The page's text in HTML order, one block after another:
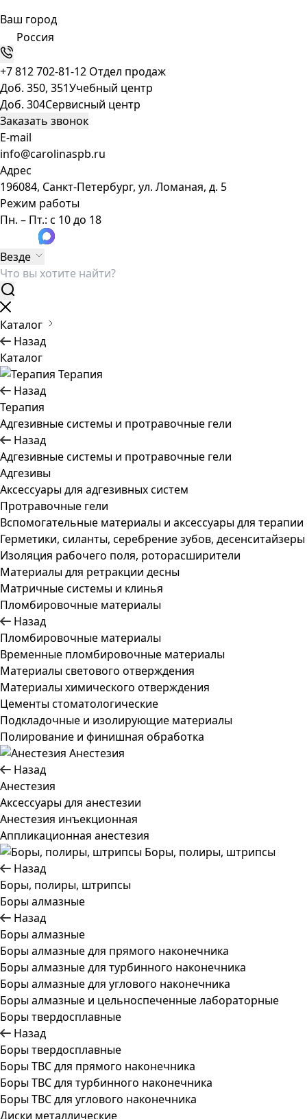
Ваш город
Россия
+7 812 702-81-12 Отдел продаж
Доб. 350, 351Учебный центр
Доб. 304Сервисный центр
Заказать звонок
E-mail
info@carolinaspb.ru
Адрес
196084, Санкт-Петербург, ул. Ломаная, д. 5
Режим работы
Пн. – Пт.: с 10 до 18
Везде
Каталог
Назад
Каталог
Терапия
Назад
Терапия
Адгезивные системы и протравочные гели
Назад
Адгезивные системы и протравочные гели
Адгезивы
Аксессуары для адгезивных систем
Протравочные гели
Вспомогательные материалы и аксессуары для терапии
Герметики, силанты, серебрение зубов, десенситайзеры
Изоляция рабочего поля, роторасширители
Материалы для ретракции десны
Матричные системы и клинья
Пломбировочные материалы
Назад
Пломбировочные материалы
Временные пломбировочные материалы
Материалы светового отверждения
Материалы химического отверждения
Цементы стоматологические
Подкладочные и изолирующие материалы
Полирование и финишная обработка
Анестезия
Назад
Анестезия
Аксессуары для анестезии
Анестезия инъекционная
Аппликационная анестезия
Боры, полиры, штрипсы
Назад
Боры, полиры, штрипсы
Боры алмазные
Назад
Боры алмазные
Боры алмазные для прямого наконечника
Боры алмазные для турбинного наконечника
Боры алмазные для углового наконечника
Боры алмазные и цельноспеченные лабораторные
Боры твердосплавные
Назад
Боры твердосплавные
Боры ТВС для прямого наконечника
Боры ТВС для турбинного наконечника
Боры ТВС для углового наконечника
Диски металлические